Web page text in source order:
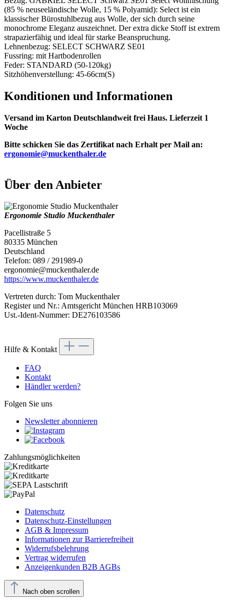
(85 % neuseeländische Wolle, 15 % Polyamid): Select ist ein
klassischer Bürostuhlbezug aus Wolle, der sich durch seine
monochrome Eleganz auszeichnet. Der extra dicke Stoff ist extrem
strapazierfähig und ideal für starke Beanspruchung.
Lehnenbezug: SELECT SCHWARZ SE01
Fussring: mit Hartbodenrollen
Feder: STANDARD (50-120kg)
Sitzhöhenverstellung: 45-66cm(S)
Konditionen und Informationen
Versand im Karton Deutschlandweit frei Haus. Lieferzeit 1
Woche
Bitte schicken Sie das Zertifikat nach Erhalt per Mail an:
ergonomie@muckenthaler.de
Über den Anbieter
Ergonomie Studio Muckenthaler
Pacellistraße 5
80335 München
Deutschland
Telefon: 089 / 291989-0
ergonomie@muckenthaler.de
https://www.muckenthaler.de
Vertreten durch: Tom Muckenthaler
Register und Nr.: Amtsgericht München HRB103069
Ust.-Ident-Nummer: DE276103586
Hilfe & Kontakt
FAQ
Kontakt
Händler werden?
Folgen Sie uns
Newsletter abonnieren
Zahlungsmöglichkeiten
Datenschutz
Datenschutz-Einstellungen
AGB & Impressum
Informationen zur Barrierefreiheit
Widerrufsbelehrung
Vertrag widerrufen
Anzeigenkunden B2B AGBs
Nach oben scrollen